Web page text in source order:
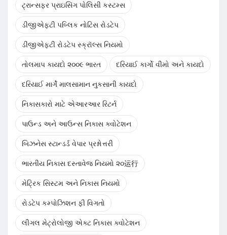
ટ્રાન્સફર પ્રાઇસિંગ પોલિસી કસ્ટમ્સ
ડીજીએફટી પબ્લિક નોટિસ રોડટેપ
ડીજીએફટી રોડટેપ સ્ક્રૉલ્સ નિયમો
તોલમાપ કાયદો ૨૦૦૯ ભારત દરિયાઈ કાર્ગો વીમો અને કાયદો
દરિયાઈ માર્ગે માલસામાન નુકસાની કાયદો
નિકાસકારો માટે એઆરઆર રિટર્ન
પાઉન્ડ અને આઉન્સ નિકાસ ક્વોટેશન
બિઝનેસ સ્ટાન્ડર્ડ વેપાર પ્રશ્નોત્તરી
ભારતીય નિકાસ દસ્તાવેજ નિયમો ૨૦运行
મેટ્રિક સિસ્ટમ અને નિકાસ નિયમો
રોડટેપ કમ્પોઝિશન ફી વિગતો
લીગલ મેટ્રોલોજી એક્ટ નિકાસ ક્વોટેશન